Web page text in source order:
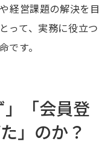
経営課題の解決を目
って、実務に役立つ
です。
「会員登
」のか？